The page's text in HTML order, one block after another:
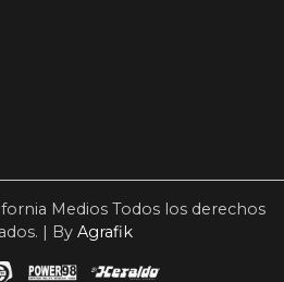
Medios Todos los derechos
| By Agrafik